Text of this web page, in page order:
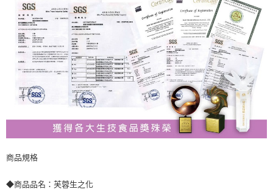
商品規格
◆商品品名：芙蓉生之化